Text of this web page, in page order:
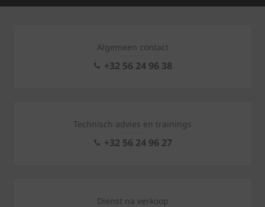
Algemeen contact
+32 56 24 96 38
Technisch advies en trainings
+32 56 24 96 27
Dienst na verkoop